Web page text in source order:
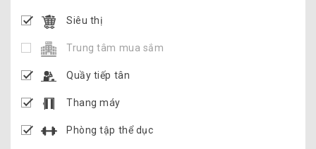
Siêu thị
Trung tâm mua sắm
Quầy tiếp tân
Thang máy
Phòng tập thể dục